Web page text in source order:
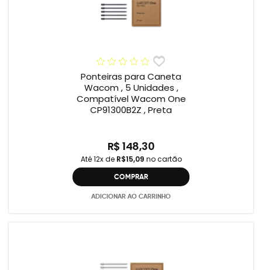
Ponteiras para Caneta
Wacom , 5 Unidades ,
Compatível Wacom One
CP91300B2Z , Preta
R$ 148,30
Até 12x de R$15,09 no cartão
COMPRAR
ADICIONAR AO CARRINHO